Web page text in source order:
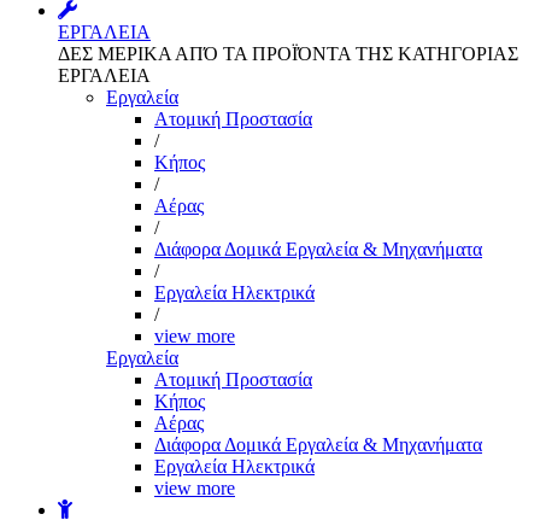
ΕΡΓΑΛΕΙΑ
ΔΕΣ ΜΕΡΙΚΑ ΑΠΌ ΤΑ ΠΡΟΪΌΝΤΑ ΤΗΣ ΚΑΤΗΓΟΡΙΑΣ
ΕΡΓΑΛΕΙΑ
Εργαλεία
Aτομική Προστασία
/
Kήπος
/
Αέρας
/
Διάφορα Δομικά Εργαλεία & Μηχανήματα
/
Εργαλεία Ηλεκτρικά
/
view more
Εργαλεία
Aτομική Προστασία
Kήπος
Αέρας
Διάφορα Δομικά Εργαλεία & Μηχανήματα
Εργαλεία Ηλεκτρικά
view more